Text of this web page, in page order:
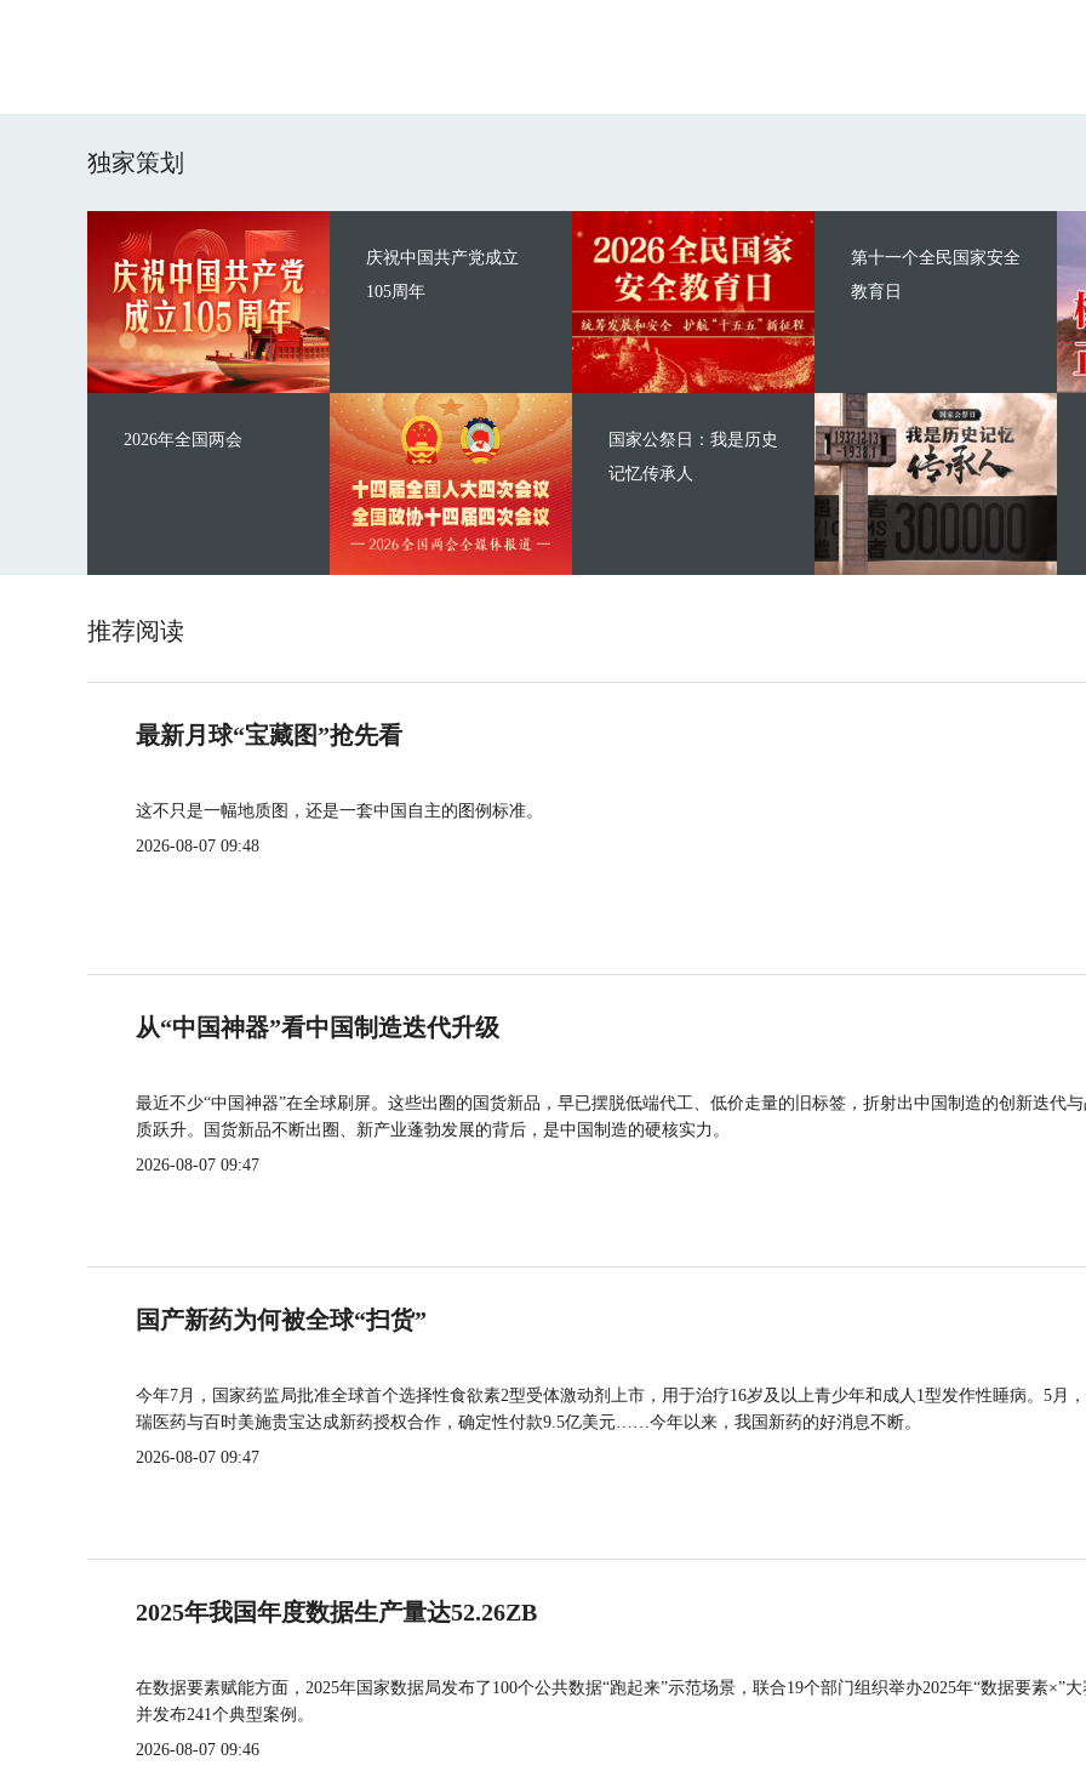
独家策划
庆祝中国共产党成立
105周年
2026年全国两会
第十一个全民国家安全
教育日
国家公祭日：我是历史
记忆传承人
推荐阅读
最新月球“宝藏图”抢先看
这不只是一幅地质图，还是一套中国自主的图例标准。
2026-08-07 09:48
从“中国神器”看中国制造迭代升级
最近不少“中国神器”在全球刷屏。这些出圈的国货新品，早已摆脱低端代工、低价走量的旧标签，折射出中国制造的创新迭代
质跃升。国货新品不断出圈、新产业蓬勃发展的背后，是中国制造的硬核实力。
2026-08-07 09:47
国产新药为何被全球“扫货”
今年7月，国家药监局批准全球首个选择性食欲素2型受体激动剂上市，用于治疗16岁及以上青少年和成人1型发作性睡病。5月
瑞医药与百时美施贵宝达成新药授权合作，确定性付款9.5亿美元……今年以来，我国新药的好消息不断。
2026-08-07 09:47
2025年我国年度数据生产量达52.26ZB
在数据要素赋能方面，2025年国家数据局发布了100个公共数据“跑起来”示范场景，联合19个部门组织举办2025年“数据要素×”大
并发布241个典型案例。
2026-08-07 09:46